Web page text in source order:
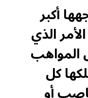
أكبر
الذي
المواهب
كل